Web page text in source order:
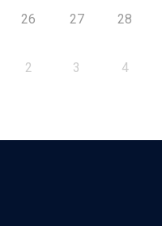
26 27 28
2 3 4